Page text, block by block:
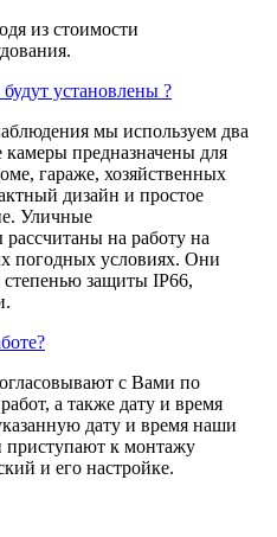
из стоимости
установлены ?
мы используем два
предназначены для
гараже, хозяйственных
дизайн и простое
Уличные
на работу на
погодных условиях. Они
защиты IP66,
с Вами по
а также дату и время
дату и время наши
к монтажу
и его настройке.